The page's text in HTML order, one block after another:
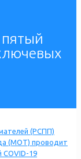
(РСПП)
(МОТ) проводит
19